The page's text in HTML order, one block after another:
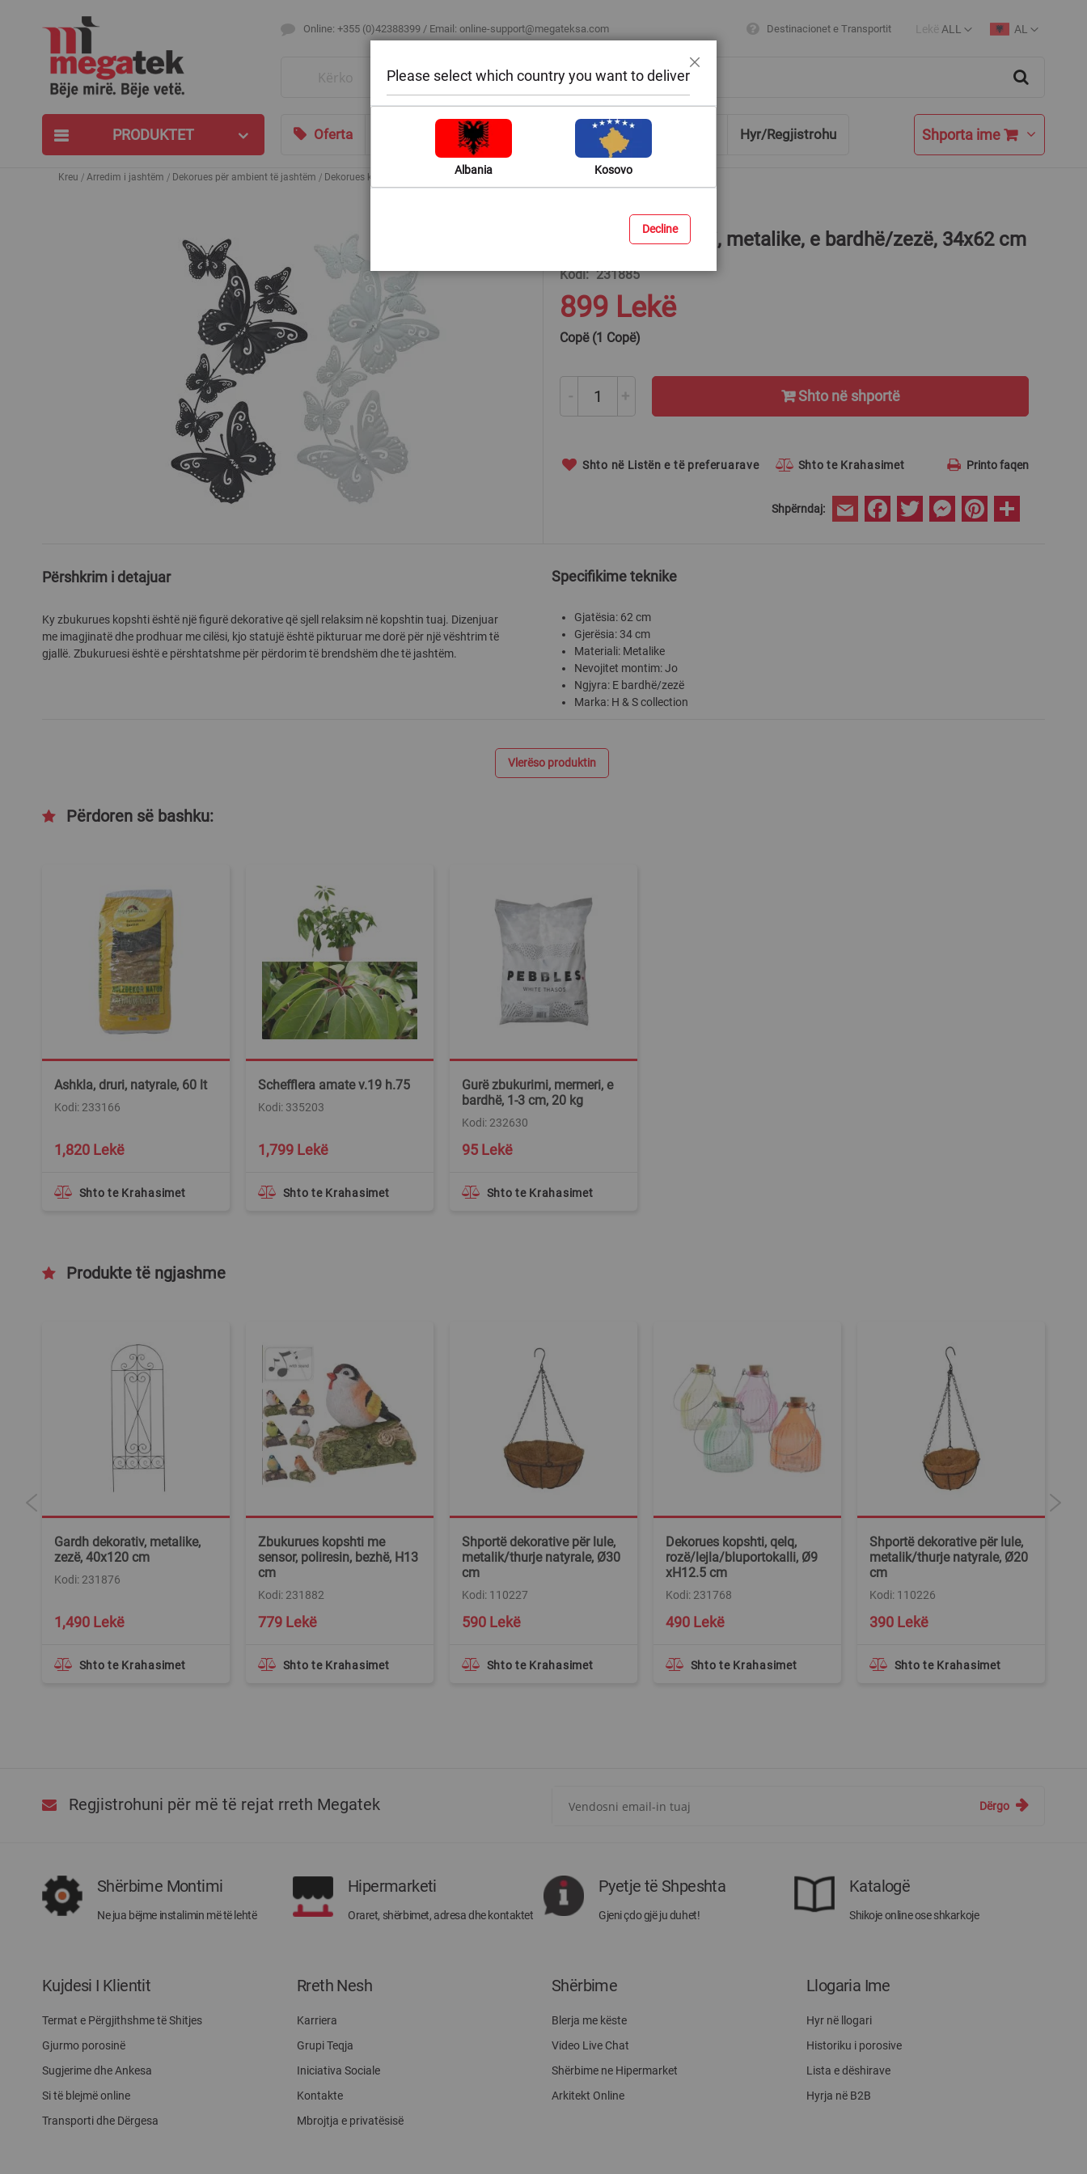
Online: +355 (0)42388399 / Email: online-support@megateksa.com Destinacionet e Transportit
Currency
Lekë ALL
Language
AL
PRODUKTET Oferta Bli sipas ambientit Ndihmë & Këshilla Hyr/Regjistrohu Shporta ime
Kreu Arredim i jashtëm Dekorues për ambient të jashtëm Dekorues kopshti Zbukurues kopshti, metalike, e bardhë/zezë, 34x62 cm
the
beginning
the
images
gallery
Zbukurues kopshti, metalike, e bardhë/zezë, 34x62 cm
Kodi 231885
899 Lekë
Copë (1 Copë)
- + Shto në shportë
Shto në Listën e të preferuarave Shto te Krahasimet Printo faqen
Shpërndaj: Email FacebookTwitter MessengerPinterest
Përshkrim i detajuar
Ky zbukurues kopshti është një figurë dekorative që sjell relaksim në kopshtin tuaj. Dizenjuar
me imagjinatë dhe prodhuar me cilësi, kjo statujë është pikturuar me dorë për një vështrim të
gjallë. Zbukuruesi është e përshtatshme për përdorim të brendshëm dhe të jashtëm.
Specifikime teknike
Gjatësia: 62 cm
Gjerësia: 34 cm
Materiali: Metalike
Nevojitet montim: Jo
Ngjyra: E bardhë/zezë
Marka: H & S collection
Vlerëso produktin
Përdoren së bashku:
Ashkla, druri, natyrale, 60 lt
1,820 Lekë
Kodi: 233166
Shto te Krahasimet
Schefflera amate v.19 h.75
1,799 Lekë
Kodi: 335203
Shto te Krahasimet
Gurë zbukurimi, mermeri, e
bardhë, 1-3 cm, 20 kg
95 Lekë
Kodi: 232630
Shto te Krahasimet
Produkte të ngjashme
Gardh dekorativ, metalike,
zezë, 40x120 cm
1,490 Lekë
Kodi: 231876
Shto te Krahasimet
Zbukurues kopshti me
sensor, poliresin, bezhë, H13
cm
779 Lekë
Kodi: 231882
Shto te Krahasimet
Shportë dekorative për lule,
metalik/thurje natyrale, Ø30
cm
590 Lekë
Kodi: 110227
Shto te Krahasimet
Dekorues kopshti, qelq,
rozë/lejla/bluportokalli, Ø9
xH12.5 cm
490 Lekë
Kodi: 231768
Shto te Krahasimet
Shportë dekorative për lule,
metalik/thurje natyrale, Ø20
cm
390 Lekë
Kodi: 110226
Shto te Krahasimet
Regjistrohuni për më të rejat rreth Megatek
rreth
Megatek:
Dërgo
Shërbime Montimi
Ne jua bëjme instalimin më të lehtë
Hipermarketi
Oraret, shërbimet, adresa dhe kontaktet
Pyetje të Shpeshta
Gjeni çdo gjë ju duhet!
Katalogë
Shikoje online ose shkarkoje
Kujdesi I Klientit
Termat e Përgjithshme të Shitjes
Gjurmo porosinë
Sugjerime dhe Ankesa
Si të blejmë online
Transporti dhe Dërgesa
Rreth Nesh
Karriera
Grupi Teqja
Iniciativa Sociale
Kontakte
Mbrojtja e privatësisë
Shërbime
Blerja me këste
Video Live Chat
Shërbime ne Hipermarket
Arkitekt Online
Llogaria Ime
Hyr në llogari
Historiku i porosive
Lista e dëshirave
Hyrja në B2B
Please select which country you want to deliver
Albania Kosovo
Decline